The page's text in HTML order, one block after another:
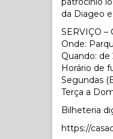
da Diageo
SERVIÇO –
Onde:
Quando: de
Horário de
Segundas
Terça a
Bilheteria
https://